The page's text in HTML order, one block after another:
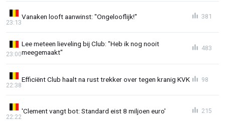
Vanaken looft aanwinst: "Ongelooflijk!"
23:13
381
Lee meteen lieveling bij Club: "Heb ik nog nooit
meegemaakt"
23:00
483
Efficiënt Club haalt na rust trekker over tegen kranig KVK
22:38
98
'Clement vangt bot: Standard eist 8 miljoen euro'
22:22
215